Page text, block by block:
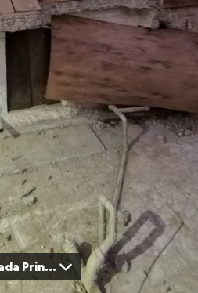
Entrada Principal - Escadas